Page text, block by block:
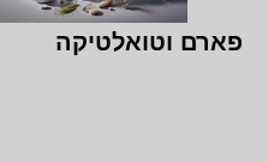
פארם וטואלטיקה